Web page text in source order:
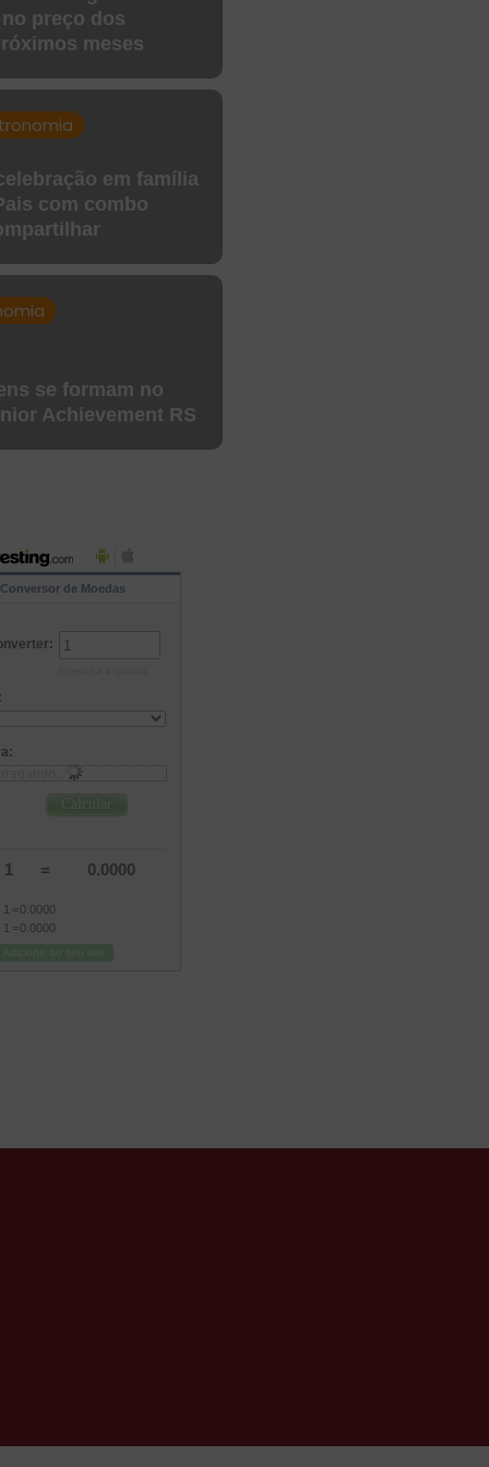
preço dos
meses
em família
com combo
se formam no
Achievement RS